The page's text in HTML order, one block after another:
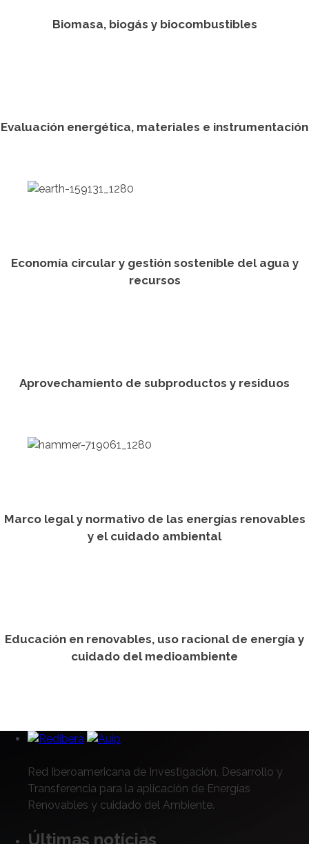
Biomasa, biogás y biocombustibles
Evaluación energética, materiales e instrumentación
Economía circular y gestión sostenible del agua y
recursos
Aprovechamiento de subproductos y residuos
Marco legal y normativo de las energías renovables
y el cuidado ambiental
Educación en renovables, uso racional de energía y
cuidado del medioambiente
Red Iberoamericana de Investigación, Desarrollo y
Transferencia para la aplicación de Energías
Renovables y cuidado del Ambiente.
Últimas notícias